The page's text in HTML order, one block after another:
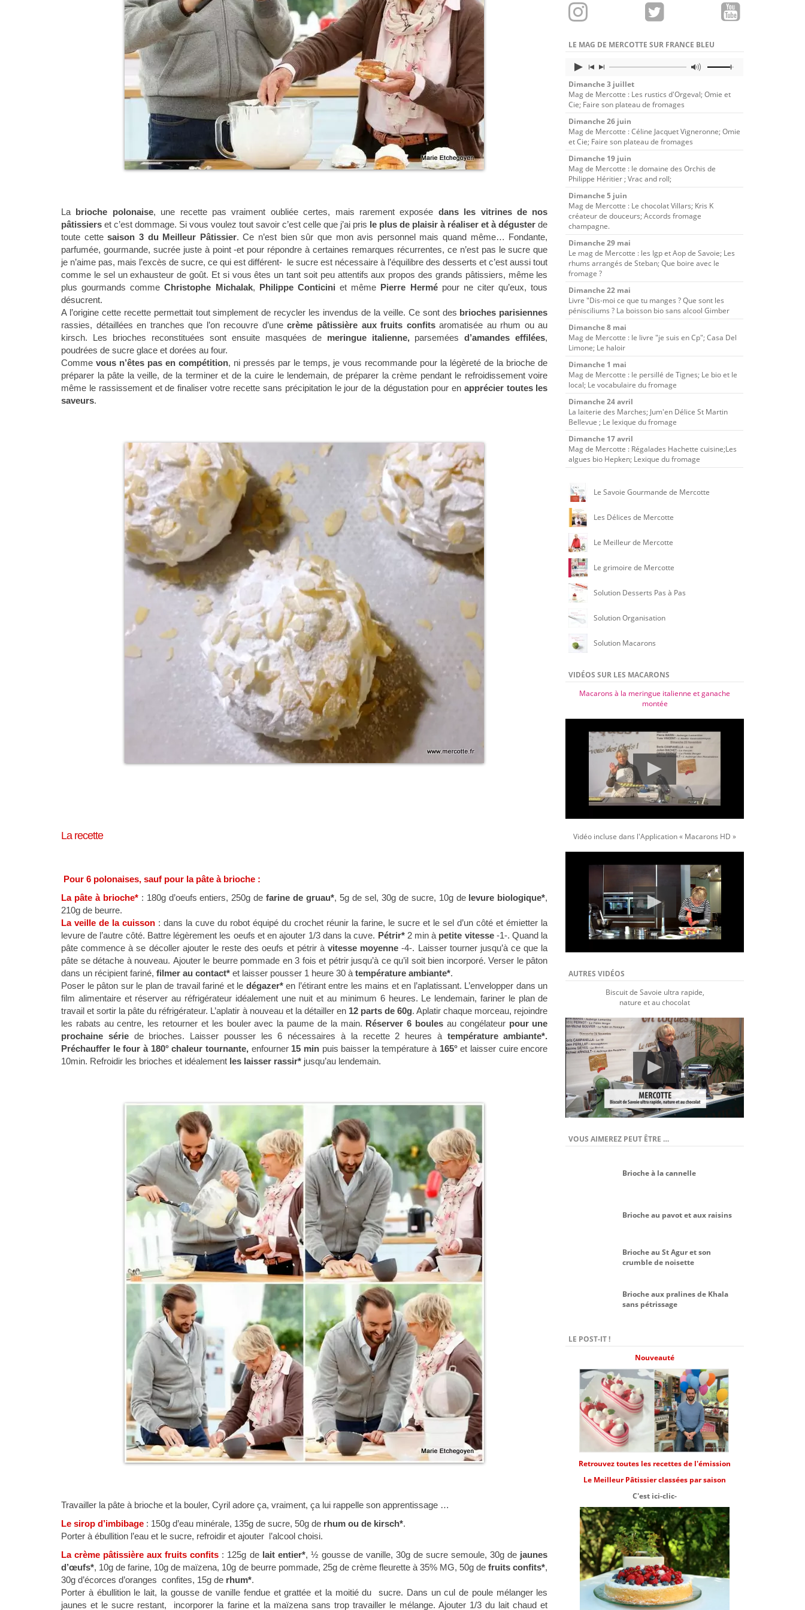
La brioche polonaise, une recette pas vraiment oubliée certes, mais rarement exposée dans les vitrines de nos
pâtissiers et c’est dommage. Si vous voulez tout savoir c’est celle que j’ai pris le plus de plaisir à réaliser et à déguster de
toute cettesaison 3 du Meilleur Pâtissier. Ce n’est bien sûr que mon avis personnel mais quand même… Fondante,
parfumée, gourmande, sucrée juste à point -et pour répondre à certaines remarques récurrentes, ce n’est pas le sucre que
je n’aime pas, mais l’excès de sucre, ce qui est différent- le sucre est nécessaire à l’équilibre des desserts et c’est aussi tout
comme le sel un exhausteur de goût. Et si vous êtes un tant soit peu attentifs aux propos des grands pâtissiers, même les
plus gourmands commeChristophe Michalak, Philippe Conticini et même Pierre Hermépour ne citer qu’eux, tous
désucrent.
A l’origine cette recette permettait tout simplement de recycler les invendus de la veille. Ce sont des brioches parisiennes
rassies, détaillées en tranches que l’on recouvre d’unecrème pâtissière aux fruits confitsaromatisée au rhum ou au
kirsch. Les brioches reconstituées sont ensuite masquées de meringue italienne,parseméesd’amandes effilées,
poudrées de sucre glace et dorées au four.
Commevous n’êtes pas en compétition, ni pressés par le temps, je vous recommande pour la légèreté de la brioche de
préparer la pâte la veille, de la terminer et de la cuire le lendemain, de préparer la crème pendant le refroidissement voire
même le rassissement et de finaliser votre recette sans précipitation le jour de la dégustation pour en apprécier toutes les
saveurs.
La recette
Pour 6 polonaises, sauf pour la pâte à brioche :
La pâte à brioche* : 180g d’oeufs entiers, 250g defarine de gruau*, 5g de sel, 30g de sucre, 10g de levure biologique*,
210g de beurre.
La veille de la cuisson : dans la cuve du robot équipé du crochet réunir la farine, le sucre et le sel d’un côté et émietter la
levure de l’autre côté. Battre légèrement les oeufs et en ajouter 1/3 dans la cuve. Pétrir*2 min à petite vitesse-1-. Quand la
pâte commence à se décoller ajouter le reste des oeufs et pétrir àvitesse moyenne -4-. Laisser tourner jusqu’à ce que la
pâte se détache à nouveau. Ajouter le beurre pommade en 3 fois et pétrir jusqu’à ce qu’il soit bien incorporé. Verser le pâton
dans un récipient fariné, filmer au contact* et laisser pousser 1 heure 30 à température ambiante*.
Poser le pâton sur le plan de travail fariné et le dégazer*en l’étirant entre les mains et en l’aplatissant. L’envelopper dans un
film alimentaire et réserver au réfrigérateur idéalement une nuit et au minimum 6 heures. Le lendemain, fariner le plan de
travail et sortir la pâte du réfrigérateur. L’aplatir à nouveau et la détailler en 12 parts de 60g. Aplatir chaque morceau, rejoindre
les rabats au centre, les retourner et les bouler avec la paume de la main. Réserver 6 boules au congélateurpour une
prochaine sériede brioches. Laisser pousser les 6 nécessaires à la recette 2 heures à température ambiante*.
Préchauffer le four à 180° chaleur tournante, enfourner 15 minpuis baisser la température à 165°et laisser cuire encore
10min. Refroidir les brioches et idéalement les laisser rassir* jusqu’au lendemain.
Travailler la pâte à brioche et la bouler, Cyril adore ça, vraiment, ça lui rappelle son apprentissage …
Le sirop d’imbibage : 150g d’eau minérale, 135g de sucre, 50g de rhum ou de kirsch*.
Porter à ébullition l’eau et le sucre, refroidir et ajouter l’alcool choisi.
La crème pâtissière aux fruits confits : 125g de lait entier*, ½ gousse de vanille, 30g de sucre semoule, 30g de jaunes
d’œufs*, 10g de farine, 10g de maïzena, 10g de beurre pommade, 25g de crème fleurette à 35% MG, 50g defruits confits*,
30g d’écorces d’oranges confites, 15g de rhum*.
Porter à ébullition le lait, la gousse de vanille fendue et grattée et la moitié du sucre. Dans un cul de poule mélanger les
jaunes et le sucre restant, incorporer la farine et la maïzena sans trop travailler le mélange. Ajouter 1/3 du lait chaud et
LE MAG DE MERCOTTE SUR FRANCE BLEU
Dimanche 3 juillet
Mag de Mercotte : Les rustics d'Orgeval; Omie et
Cie; Faire son plateau de fromages
Dimanche 26 juin
Mag de Mercotte : Céline Jacquet Vigneronne; Omie
et Cie; Faire son plateau de fromages
Dimanche 19 juin
Mag de Mercotte : le domaine des Orchis de
Philippe Héritier ; Vrac and roll;
Dimanche 5 juin
Mag de Mercotte : Le chocolat Villars; Kris K
créateur de douceurs; Accords fromage
champagne.
Dimanche 29 mai
Le mag de Mercotte : les Igp et Aop de Savoie; Les
rhums arrangés de Steban; Que boire avec le
fromage ?
Dimanche 22 mai
Livre "Dis-moi ce que tu manges ? Que sont les
pénisciliums ? La boisson bio sans alcool Gimber
Dimanche 8 mai
Mag de Mercotte : le livre "je suis en Cp"; Casa Del
Limone; Le haloir
Dimanche 1 mai
Mag de Mercotte : le persillé de Tignes; Le bio et le
local; Le vocabulaire du fromage
Dimanche 24 avril
La laiterie des Marches; Jum'en Délice St Martin
Bellevue ; Le lexique du fromage
Dimanche 17 avril
Mag de Mercotte : Régalades Hachette cuisine;Les
algues bio Hepken; Lexique du fromage
Le Savoie Gourmande de Mercotte
Les Délices de Mercotte
Le Meilleur de Mercotte
Le grimoire de Mercotte
Solution Desserts Pas à Pas
Solution Organisation
Solution Macarons
VIDÉOS SUR LES MACARONS
Macarons à la meringue italienne et ganache
montée
Vidéo incluse dans l'Application « Macarons HD »
AUTRES VIDÉOS
Biscuit de Savoie ultra rapide,
nature et au chocolat
VOUS AIMEREZ PEUT ÊTRE …
Brioche à la cannelle
Brioche au pavot et aux raisins
Brioche au St Agur et son
crumble de noisette
Brioche aux pralines de Khala
sans pétrissage
LE POST-IT !
Nouveauté
Retrouvez toutes les recettes de l'émission
Le Meilleur Pâtissier classées par saison
C'est ici-clic-